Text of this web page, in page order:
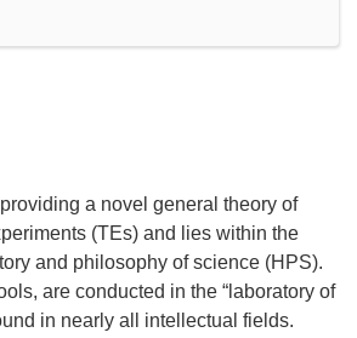
a novel general theory of
(TEs) and lies within the
and philosophy of science (HPS).
are conducted in the “laboratory of
in nearly all intellectual fields.